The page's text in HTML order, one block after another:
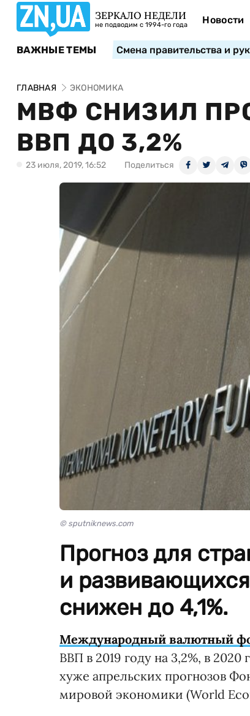
ЗЕРКАЛО НЕДЕЛИ
не подводим с 1994-го года Новости
ВАЖНЫЕ ТЕМЫ Смена правительства и
ГЛАВНАЯ ЭКОНОМИКА
МВФ СНИЗИЛ
ВВП ДО 3,2%
23 июля, 2019, 16:52 Поделиться
© sputniknews.com
Прогноз для
и
снижен до 4,1%.
Международный валютный
ВВП в 2019 году на 3,2%, в 2020
хуже апрельских прогнозов
мировой экономики (World